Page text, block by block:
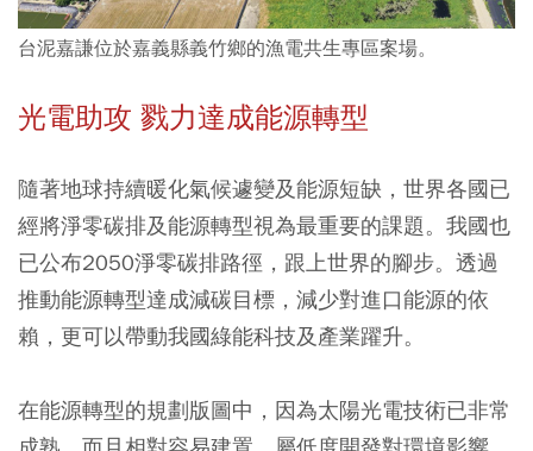
台泥嘉謙位於嘉義縣義竹鄉的漁電共生專區案場。
光電助攻 戮力達成能源轉型
隨著地球持續暖化氣候遽變及能源短缺，世界各國已
經將淨零碳排及能源轉型視為最重要的課題。我國也
已公布2050淨零碳排路徑，跟上世界的腳步。透過
推動能源轉型達成減碳目標，減少對進口能源的依
賴，更可以帶動我國綠能科技及產業躍升。
在能源轉型的規劃版圖中，因為太陽光電技術已非常